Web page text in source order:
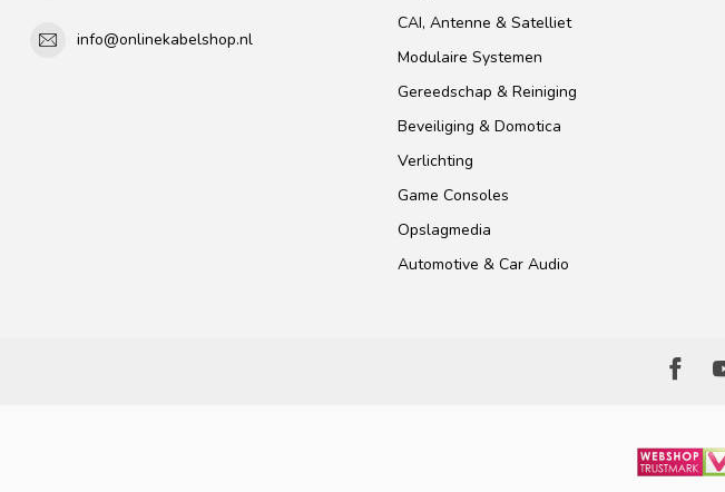
info@onlinekabelshop.nl
CAI, Antenne & Satelliet
Modulaire Systemen
Gereedschap & Reiniging
Beveiliging & Domotica
Verlichting
Game Consoles
Opslagmedia
Automotive & Car Audio